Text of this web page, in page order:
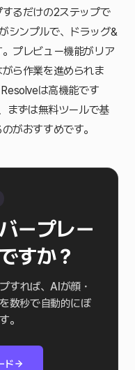
るだけの2ステップで
シンプルで、ドラッグ&
プレビュー機能がリア
ら作業を進められま
は高機能です
まずは無料ツールで基
がおすすめです。
ープレー
すか？
すれば、AIが顔・
数秒で自動的にぼ
。
ド